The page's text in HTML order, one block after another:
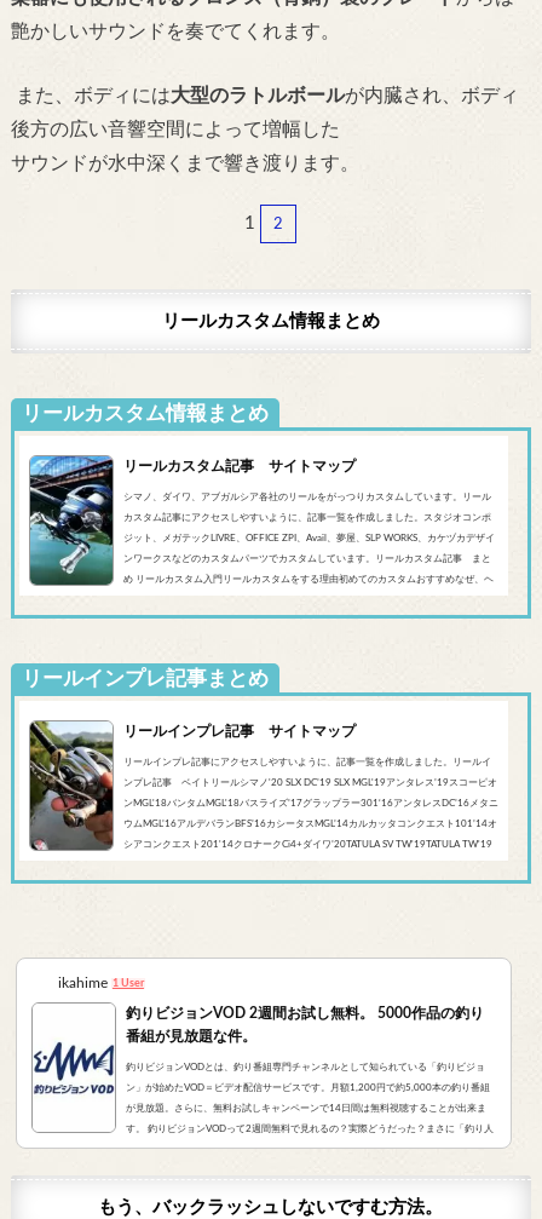
艶かしいサウンドを奏でてくれます。
また、ボディには大型のラトルボールが内臓され、ボディ
後方の広い音響空間によって増幅した
サウンドが水中深くまで響き渡ります。
1 2
リールカスタム情報まとめ
リールカスタム情報まとめ
リールカスタム記事 サイトマップ
シマノ、ダイワ、アブガルシア各社のリールをがっつりカスタムしています。リール
カスタム記事にアクセスしやすいように、記事一覧を作成しました。スタジオコンポ
ジット、メガテックLIVRE、OFFICE ZPI、Avail、夢屋、SLP WORKS、カケヅカデザイ
ンワークスなどのカスタムパーツでカスタムしています。リールカスタム記事 まと
め リールカスタム入門リールカスタムをする理由初めてのカスタムおすすめなぜ、ヘ
スMGL’19スコーピオンMGL&#0...
リールインプレ記事まとめ
リールインプレ記事 サイトマップ
リールインプレ記事にアクセスしやすいように、記事一覧を作成しました。リールイ
ンプレ記事 ベイトリールシマノ'20 SLX DC’19 SLX MGL'19アンタレス’19スコーピオ
ンMGL'18バンタムMGL'18バスライズ’17グラップラー301‘16アンタレスDC’16メタニ
ウムMGL’16アルデバランBFS’16カシータスMGL’14カルカッタコンクエスト101’14オ
シアコンクエスト201'14クロナークCi4+ダイワ’20TATULA SV TW'19TATULA TW'19
ガルシア’...
ikahime 1 User
釣りビジョンVOD 2週間お試し無料。 5000作品の釣り
番組が見放題な件。
釣りビジョンVODとは、釣り番組専門チャンネルとして知られている「釣りビジョ
ン」が始めたVOD＝ビデオ配信サービスです。月額1,200円で約5,000本の釣り番組
が見放題。さらに、無料お試しキャンペーンで14日間は無料視聴することが出来ま
す。 釣りビジョンVODって2週間無料で見れるの？実際どうだった？まさに「釣り人
が求めていたVOD」でした。実際にサービスを申し込んだので、レビューをお伝えし
もう、バックラッシュしないですむ方法。